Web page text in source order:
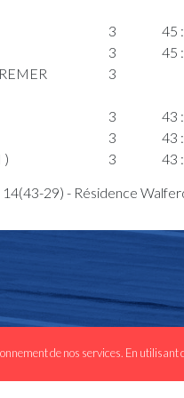
3 45
3 45
3
3 43
3 43
) 3 43
3 37
3 35
3
29) - Résidence
de nos services. En